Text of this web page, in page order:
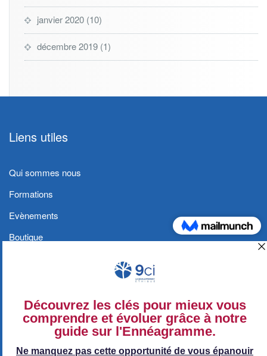
janvier 2020 (10)
décembre 2019 (1)
Liens utiles
Qui sommes nous
Formations
Evènements
Boutique
Conditions générales et Politique de
confidentialité